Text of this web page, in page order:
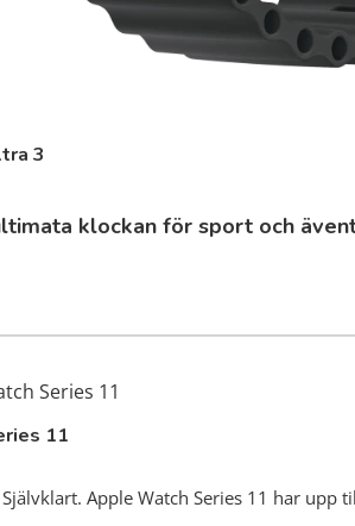
3
klockan för sport och
11
Apple Watch Series 11 har